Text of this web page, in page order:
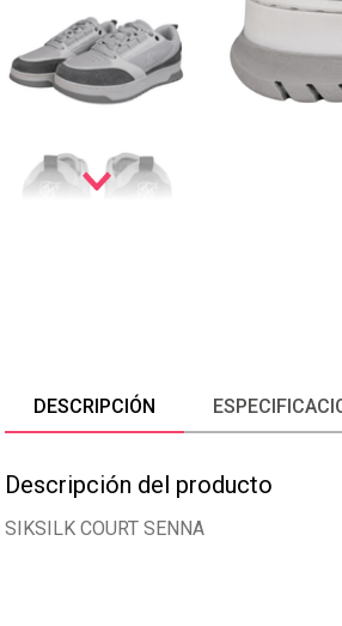
DESCRIPCIÓN
Descripción del producto
SIKSILK COURT SENNA